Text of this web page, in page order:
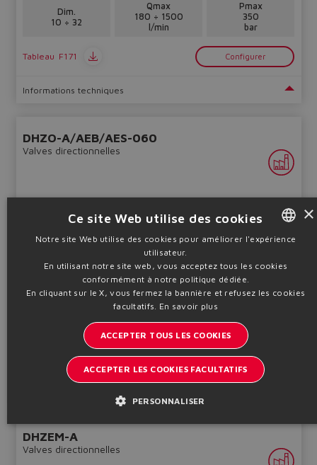
Dim.
10 ÷ 32
Qmax
180 ÷ 1500
l/min
Pmax
350
bar
Tableau F171 Configurer
Informations techniques
DHZO-A/AEB/AES-060
Valves directionnelles
capteur, bus de terrain ou IO-Link
Disponibilité et prix uniquement sur demande
Qmax
l/min
bar
TFS050
DHZEM-A
Valves directionnelles
×
Ce site Web utilise des cookies
Notre site Web utilise des cookies pour améliorer l'expérience
utilisateur.
En utilisant notre site web, vous acceptez tous les cookies
conformément à notre politique dédiée.
En cliquant sur le X, vous fermez la bannière et refusez les cookies
facultatifs. En savoir plus
ACCEPTER TOUS LES COOKIES
ACCEPTER LES COOKIES FACULTATIFS
PERSONNALISER